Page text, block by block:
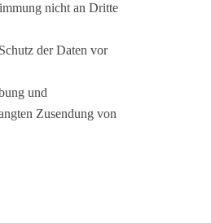
nicht an Dritte
der Daten vor
und
Zusendung von